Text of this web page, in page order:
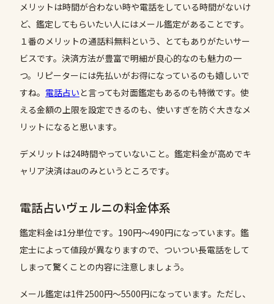
メリットは時間が合わない時や電話をしている時間がないけ
ど、鑑定してもらいたい人にはメール鑑定があることです。
１番のメリットの通話料無料という、とてもありがたいサー
ビスです。決済方法が豊富で明細が良心的なのも魅力の一
つ。リピーターには先払いがお得になっているのも嬉しいで
すね。 電話占いと言っても対面鑑定もあるのも特徴です。使
える金額の上限を設定できるのも、使いすぎを防ぐ大きなメ
リットになると思います。
デメリットは24時間やっていないこと。鑑定料金が高めでキ
ャリア決済はauのみというところです。
電話占いヴェルニの料金体系
鑑定料金は1分単位です。190円〜490円になっています。鑑
定士によって値段が異なりますので、ついつい長電話をして
しまって驚くことの内容に注意しましょう。
メール鑑定は1件2500円〜5500円になっています。ただし、